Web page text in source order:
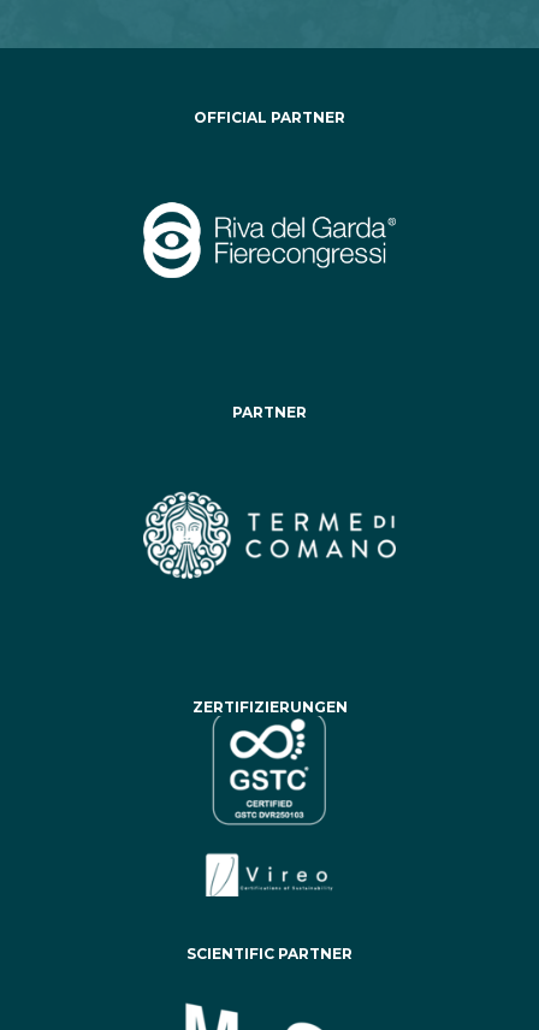
OFFICIAL PARTNER
PARTNER
ZERTIFIZIERUNGEN
SCIENTIFIC PARTNER